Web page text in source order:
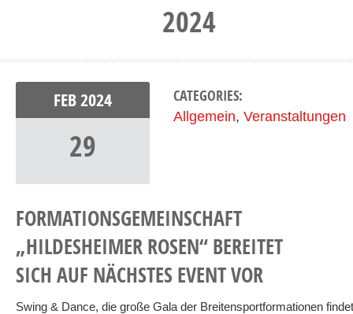
2024
FEB2024
29
CATEGORIES:
Allgemein, Veranstaltungen
FORMATIONSGEMEINSCHAFT
„HILDESHEIMER ROSEN“ BEREITET
SICH AUF NÄCHSTES EVENT VOR
Swing & Dance, die große Gala der Breitensportformationen findet